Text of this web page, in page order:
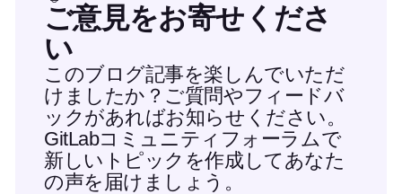
ご意見をお寄せくださ
い
このブログ記事を楽しんでいただ
けましたか？ご質問やフィードバ
ックがあればお知らせください。
GitLabコミュニティフォーラムで
新しいトピックを作成してあなた
の声を届けましょう。